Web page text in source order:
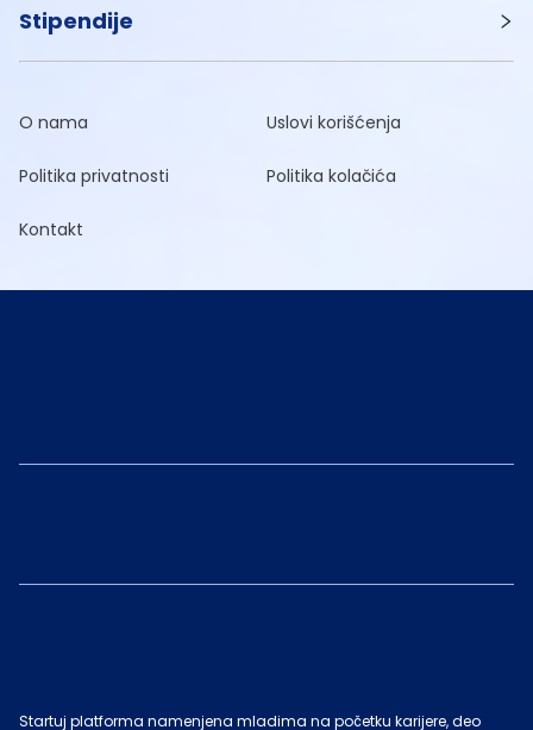
Stipendije
O nama Uslovi korišćenja
Politika privatnosti Politika kolačića
Kontakt
Startuj platforma namenjena mladima na početku karijere, deo